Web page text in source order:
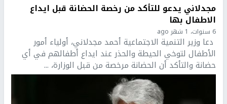
مجدلاني يدعو للتأكد من رخصة الحضانة قبل ايداع
الاطفال بها
6 سنوات، 1 شهر ago
دعا وزير التنمية الاجتماعية أحمد مجدلاني، أولياء أمور
الأطفال لتوخي الحيطة والحذر عند ايداع أطفالهم في أي
حضانة والتأكد أن الحضانة مرخصة من قبل الوزارة، ...